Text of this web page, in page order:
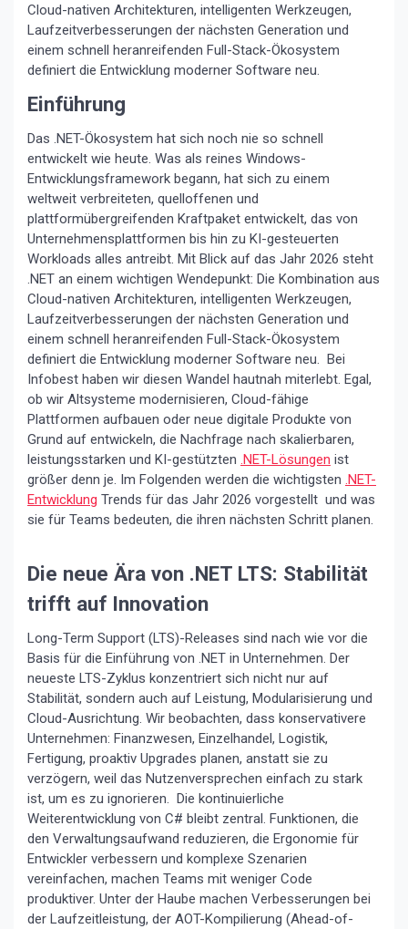
Cloud-nativen Architekturen, intelligenten Werkzeugen,
Laufzeitverbesserungen der nächsten Generation und
einem schnell heranreifenden Full-Stack-Ökosystem
definiert die Entwicklung moderner Software neu.
Einführung
Das .NET-Ökosystem hat sich noch nie so schnell
entwickelt wie heute. Was als reines Windows-
Entwicklungsframework begann, hat sich zu einem
weltweit verbreiteten, quelloffenen und
plattformübergreifenden Kraftpaket entwickelt, das von
Unternehmensplattformen bis hin zu KI-gesteuerten
Workloads alles antreibt. Mit Blick auf das Jahr 2026 steht
.NET an einem wichtigen Wendepunkt: Die Kombination aus
Cloud-nativen Architekturen, intelligenten Werkzeugen,
Laufzeitverbesserungen der nächsten Generation und
einem schnell heranreifenden Full-Stack-Ökosystem
definiert die Entwicklung moderner Software neu. Bei
Infobest haben wir diesen Wandel hautnah miterlebt. Egal,
ob wir Altsysteme modernisieren, Cloud-fähige
Plattformen aufbauen oder neue digitale Produkte von
Grund auf entwickeln, die Nachfrage nach skalierbaren,
leistungsstarken und KI-gestützten .NET-Lösungen ist
größer denn je. Im Folgenden werden die wichtigsten .NET-
Entwicklung Trends für das Jahr 2026 vorgestellt und was
sie für Teams bedeuten, die ihren nächsten Schritt planen.
Die neue Ära von .NET LTS: Stabilität
trifft auf Innovation
Long-Term Support (LTS)-Releases sind nach wie vor die
Basis für die Einführung von .NET in Unternehmen. Der
neueste LTS-Zyklus konzentriert sich nicht nur auf
Stabilität, sondern auch auf Leistung, Modularisierung und
Cloud-Ausrichtung. Wir beobachten, dass konservativere
Unternehmen: Finanzwesen, Einzelhandel, Logistik,
Fertigung, proaktiv Upgrades planen, anstatt sie zu
verzögern, weil das Nutzenversprechen einfach zu stark
ist, um es zu ignorieren. Die kontinuierliche
Weiterentwicklung von C# bleibt zentral. Funktionen, die
den Verwaltungsaufwand reduzieren, die Ergonomie für
Entwickler verbessern und komplexe Szenarien
vereinfachen, machen Teams mit weniger Code
produktiver. Unter der Haube machen Verbesserungen bei
der Laufzeitleistung, der AOT-Kompilierung (Ahead-of-